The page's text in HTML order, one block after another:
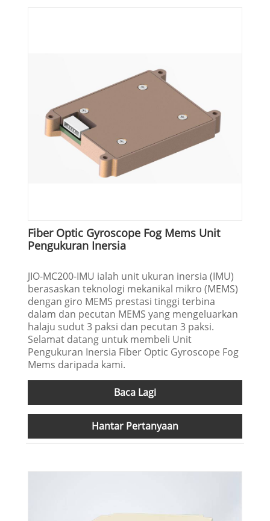
Fiber Optic Gyroscope Fog Mems Unit
Pengukuran Inersia
JIO-MC200-IMU ialah unit ukuran inersia (IMU)
berasaskan teknologi mekanikal mikro (MEMS)
dengan giro MEMS prestasi tinggi terbina
dalam dan pecutan MEMS yang mengeluarkan
halaju sudut 3 paksi dan pecutan 3 paksi.
Selamat datang untuk membeli Unit
Pengukuran Inersia Fiber Optic Gyroscope Fog
Mems daripada kami.
Baca Lagi
Hantar Pertanyaan